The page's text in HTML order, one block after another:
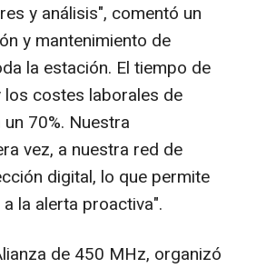
y análisis", comentó un
y mantenimiento de
la estación. El tiempo de
costes laborales de
70%. Nuestra
vez, a nuestra red de
digital, lo que permite
la alerta proactiva".
de 450 MHz, organizó